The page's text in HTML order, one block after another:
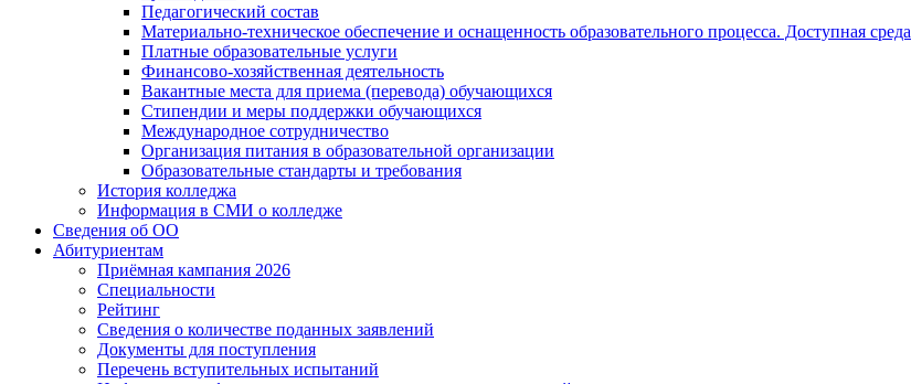
Педагогический состав
Материально-техническое обеспечение и оснащенность образовательного процесса. Доступная среда
Платные образовательные услуги
Финансово-хозяйственная деятельность
Вакантные места для приема (перевода) обучающихся
Стипендии и меры поддержки обучающихся
Международное сотрудничество
Организация питания в образовательной организации
Образовательные стандарты и требования
История колледжа
Информация в СМИ о колледже
Сведения об ОО
Абитуриентам
Приёмная кампания 2026
Специальности
Рейтинг
Сведения о количестве поданных заявлений
Документы для поступления
Перечень вступительных испытаний